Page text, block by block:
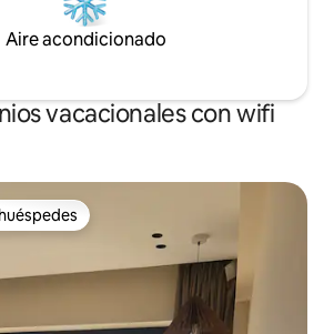
Aire acondicionado
vacacionales con wifi
preferido